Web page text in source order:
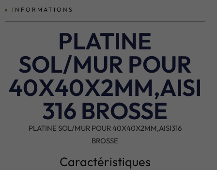
INFORMATIONS
PLATINE
SOL/MUR POUR
40X40X2MM,AISI
316 BROSSE
PLATINE SOL/MUR POUR 40X40X2MM,AISI316
BROSSE
Caractéristiques